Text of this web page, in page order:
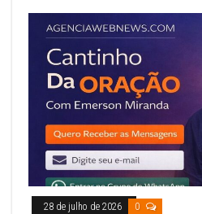
28 de julho de 2026 0